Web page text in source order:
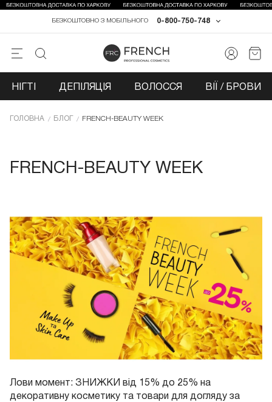
0-800-750-748
БЕЗКОШТОВНО З МОБІЛЬНОГО
НІГТІ ДЕПІЛЯЦІЯ ВОЛОССЯ ВІЇ / БРОВИ
ГОЛОВНА БЛОГ FRENCH-BEAUTY WEEK
FRENCH-BEAUTY WEEK
Лови момент: ЗНИЖКИ від 15% до 25% на
декоративну косметику та товари для догляду за